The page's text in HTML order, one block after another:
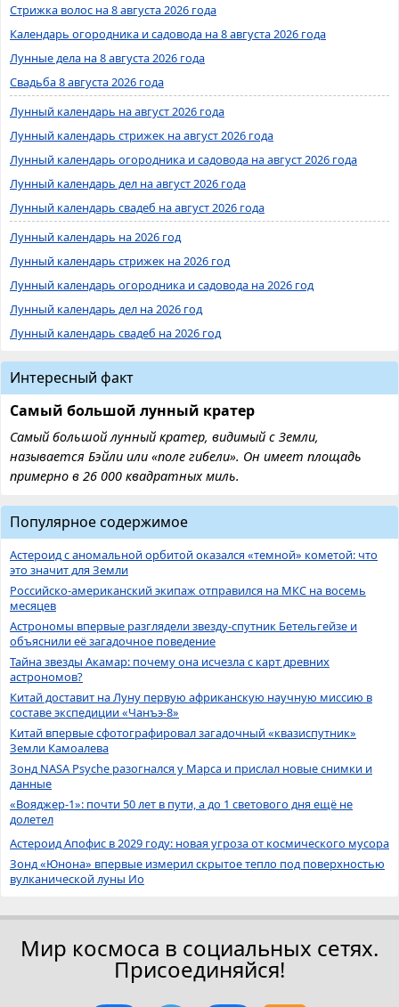
Стрижка волос на 8 августа 2026 года
Календарь огородника и садовода на 8 августа 2026 года
Лунные дела на 8 августа 2026 года
Свадьба 8 августа 2026 года
Лунный календарь на август 2026 года
Лунный календарь стрижек на август 2026 года
Лунный календарь огородника и садовода на август 2026 года
Лунный календарь дел на август 2026 года
Лунный календарь свадеб на август 2026 года
Лунный календарь на 2026 год
Лунный календарь стрижек на 2026 год
Лунный календарь огородника и садовода на 2026 год
Лунный календарь дел на 2026 год
Лунный календарь свадеб на 2026 год
Интересный факт
Самый большой лунный кратер
Самый большой лунный кратер, видимый с Земли,
называется Бэйли или «поле гибели». Он имеет площадь
примерно в 26 000 квадратных миль.
Популярное содержимое
Астероид с аномальной орбитой оказался «темной» кометой: что
это значит для Земли
Российско-американский экипаж отправился на МКС на восемь
месяцев
Астрономы впервые разглядели звезду-спутник Бетельгейзе и
объяснили её загадочное поведение
Тайна звезды Акамар: почему она исчезла с карт древних
астрономов?
Китай доставит на Луну первую африканскую научную миссию в
составе экспедиции «Чанъэ-8»
Китай впервые сфотографировал загадочный «квазиспутник»
Земли Камоалева
Зонд NASA Psyche разогнался у Марса и прислал новые снимки и
данные
«Вояджер-1»: почти 50 лет в пути, а до 1 светового дня ещё не
долетел
Астероид Апофис в 2029 году: новая угроза от космического мусора
Зонд «Юнона» впервые измерил скрытое тепло под поверхностью
вулканической луны Ио
Мир космоса в социальных сетях.
Присоединяйся!